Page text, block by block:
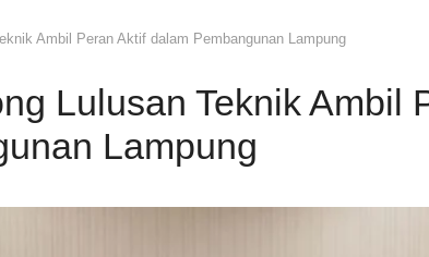
Ambil Peran Aktif dalam Pembangunan Lampung
Lulusan Teknik Ambil
Lampung